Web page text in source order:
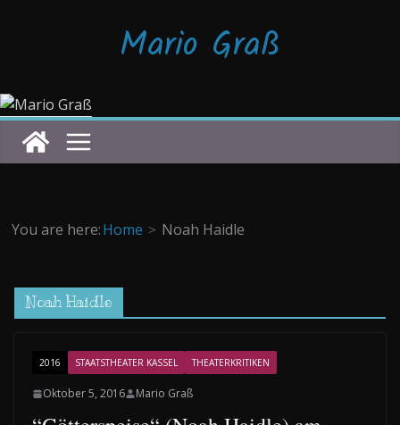
Mario Graß
You are here:Home Noah Haidle
Noah Haidle
2016 STAATSTHEATER KASSEL THEATERKRITIKEN
Oktober 5, 2016 Mario Graß